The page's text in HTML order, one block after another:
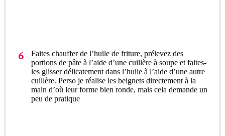
Faites chauffer de l’huile de friture, prélevez des
portions de pâte à l’aide d’une cuillère à soupe et faites-
les glisser délicatement dans l’huile à l’aide d’une autre
cuillère. Perso je réalise les beignets directement à la
main d’où leur forme bien ronde, mais cela demande un
peu de pratique